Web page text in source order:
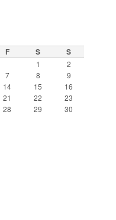
F S S
1
2
7 8
9
14 15
16
21 22
23
28 29
30